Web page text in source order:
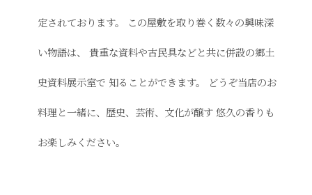
定されております。 この屋敷を取り巻く数々の興味深
い物語は、 貴重な資料や古民具などと共に併設の郷土
史資料展示室で 知ることができます。 どうぞ当店のお
料理と一緒に、歴史、芸術、文化が醸す 悠久の香りも
お楽しみください。